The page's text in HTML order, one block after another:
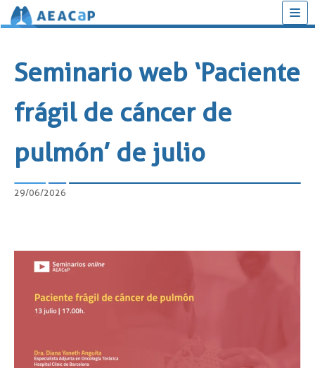
contenido
Seminario web ‘Paciente
frágil de cáncer de
pulmón’ de julio
29/06/2026